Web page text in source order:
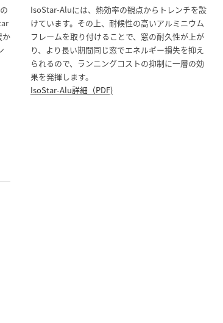
か
IsoStar-Aluには、熱効率の観点からトレンチを設
けています。その上、耐候性の高いアルミニウム
フレームを取り付けることで、窓の耐久性が上が
り、より長い期間同じ窓でエネルギー損失を抑え
られるので、ランニングコストの抑制に一層の効
果を発揮します。
IsoStar-Alu詳細（PDF)